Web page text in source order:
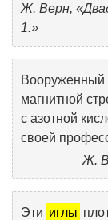
Ж. Верн,
1.»
Вооруженный
магнитной
с азотной
своей
Ж.
Эти иглы